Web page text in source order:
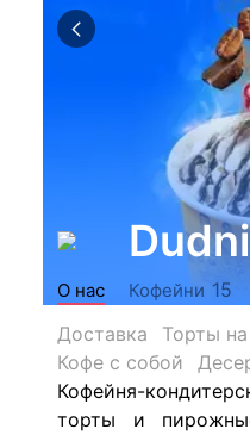
О нас Кофейни 15
Доставка
Торты на
Кофе с собой
Кофейня-
торты и